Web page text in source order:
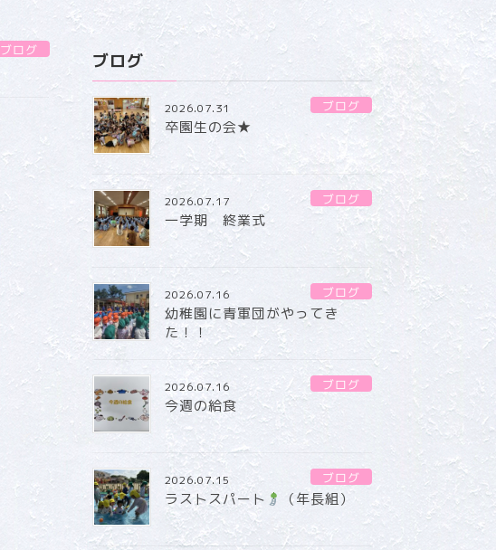
ブログ ブログ
2026.07.31 ブログ
卒園生の会★
2026.07.17 ブログ
一学期 終業式
2026.07.16 ブログ
幼稚園に青軍団がやってき
た！！
2026.07.16 ブログ
今週の給食
2026.07.15 ブログ
ラストスパート （年長組）